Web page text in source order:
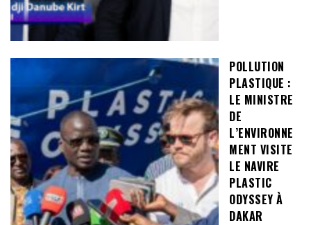
POLLUTION
PLASTIQUE :
LE MINISTRE
DE
L’ENVIRONNE
MENT VISITE
LE NAVIRE
PLASTIC
ODYSSEY À
DAKAR